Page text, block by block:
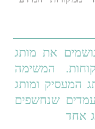
את מותג
המשימה
המעסיק ומותג
שנחשפים
אחד